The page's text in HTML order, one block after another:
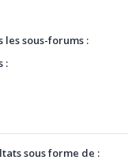
les sous-forums :
:
sous forme de :